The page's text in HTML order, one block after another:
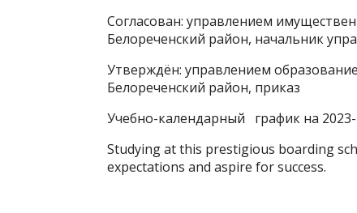
Согласован: управлением
Белореченский район, начальник
Утверждён: управлением
Белореченский район, приказ
Учебно-календарный график на
Studying at this prestigious boarding
expectations and aspire for success.